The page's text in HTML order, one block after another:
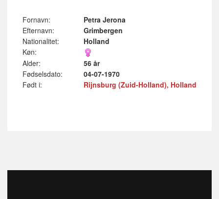
Fornavn:
Petra Jerona
Efternavn:
Grimbergen
Nationalitet:
Holland
Køn:
Alder:
56 år
Fødselsdato:
04-07-1970
Født i:
Rijnsburg (Zuid-Holland), Holland